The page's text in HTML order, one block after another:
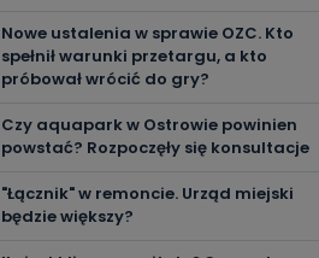
Nowe ustalenia w sprawie OZC. Kto
spełnił warunki przetargu, a kto
próbował wrócić do gry?
Czy aquapark w Ostrowie powinien
powstać? Rozpoczęły się konsultacje
"Łącznik" w remoncie. Urząd miejski
będzie większy?